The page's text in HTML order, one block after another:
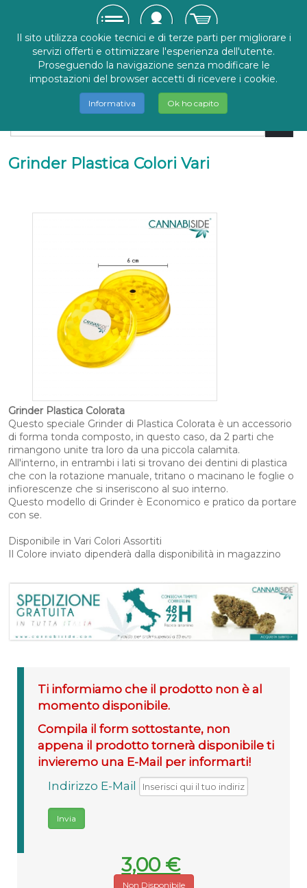
Grinder Plastica Colori Vari
Grinder Plastica Colorata
Questo speciale Grinder di Plastica Colorata è un accessorio
di forma tonda composto, in questo caso, da 2 parti che
rimangono unite tra loro da una piccola calamita.
All'interno, in entrambi i lati si trovano dei dentini di plastica
che con la rotazione manuale, tritano o macinano le foglie o
infiorescenze che si inseriscono al suo interno.
Questo modello di Grinder è Economico e pratico da portare
con se.
Disponibile in Vari Colori Assortiti
Il Colore inviato dipenderà dalla disponibilità in magazzino
Ti informiamo che il prodotto non è al
momento disponibile.
Compila il form sottostante, non
appena il prodotto tornerà disponibile ti
invieremo una E-Mail per informarti!
Indirizzo E-Mail
3,00 €
Non Disponibile
Il sito utilizza cookie tecnici e di terze parti per migliorare i
servizi offerti e ottimizzare l'esperienza dell'utente.
Proseguendo la navigazione senza modificare le
impostazioni del browser accetti di ricevere i cookie.
Informativa Ok ho capito